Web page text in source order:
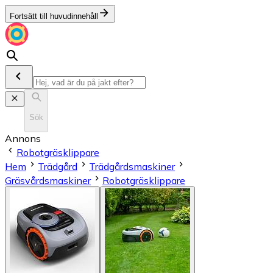
Fortsätt till huvudinnehåll
Sök
Annons
Robotgräsklippare
Hem
Trädgård
Trädgårdsmaskiner
Gräsvårdsmaskiner
Robotgräsklippare